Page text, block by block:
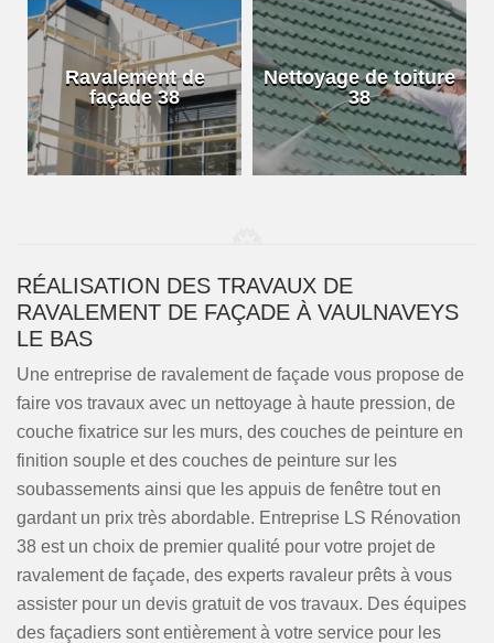
Ravalement de
façade 38
Nettoyage de toiture
38
RÉALISATION DES TRAVAUX DE
RAVALEMENT DE FAÇADE À VAULNAVEYS
LE BAS
Une entreprise de ravalement de façade vous propose de
faire vos travaux avec un nettoyage à haute pression, de
couche fixatrice sur les murs, des couches de peinture en
finition souple et des couches de peinture sur les
soubassements ainsi que les appuis de fenêtre tout en
gardant un prix très abordable. Entreprise LS Rénovation
38 est un choix de premier qualité pour votre projet de
ravalement de façade, des experts ravaleur prêts à vous
assister pour un devis gratuit de vos travaux. Des équipes
des façadiers sont entièrement à votre service pour les